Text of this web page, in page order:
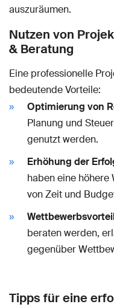
auszuräumen.
Nutzen von
& Beratung
Eine professionelle
bedeutende Vorteile:
Optimierung von
Planung und
genutzt werden.
Erhöhung der
haben eine höhere
von Zeit und
beraten werden,
gegenüber
Tipps für eine